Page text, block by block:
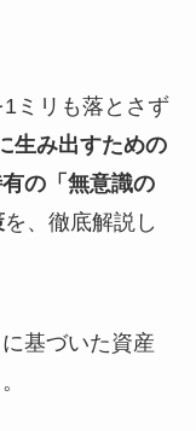
ミリも落とさず
生み出すための
の「無意識の
を、徹底解説し
基づいた資産